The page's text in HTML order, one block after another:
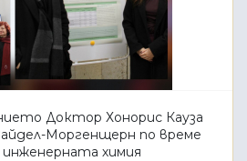
Доктор Хонорис Кауза
Моргенщерн по време
химия